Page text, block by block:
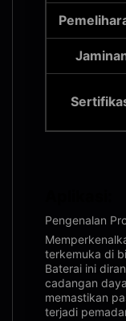
Pengenalan
terkemuka di
Baterai ini
cadangan
memastikan
terjadi